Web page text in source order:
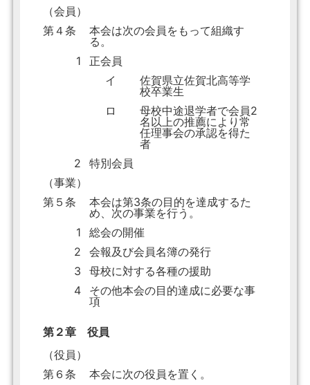
（会員）
第４条
本会は次の会員をもって組織す
る。
1
正会員
イ
佐賀県立佐賀北高等学
校卒業生
ロ
母校中途退学者で会員2
名以上の推薦により常
任理事会の承認を得た
者
2
特別会員
（事業）
第５条
本会は第3条の目的を達成するた
め、次の事業を行う。
1
総会の開催
2
会報及び会員名簿の発行
3
母校に対する各種の援助
4
その他本会の目的達成に必要な事
項
第２章 役員
（役員）
第６条
本会に次の役員を置く。